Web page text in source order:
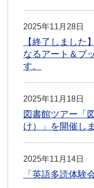
2025年11月28日
【終了しました
なるアート＆ブ
す。
2025年11月18日
図書館ツアー「
け）」を開催し
2025年11月14日
「英語多読体験